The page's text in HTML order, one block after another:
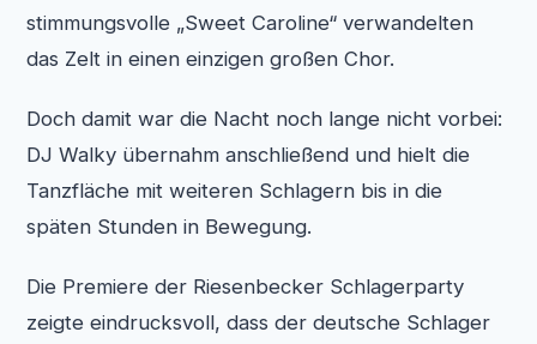
stimmungsvolle „Sweet Caroline“ verwandelten
das Zelt in einen einzigen großen Chor.
Doch damit war die Nacht noch lange nicht vorbei:
DJ Walky übernahm anschließend und hielt die
Tanzfläche mit weiteren Schlagern bis in die
späten Stunden in Bewegung.
Die Premiere der Riesenbecker Schlagerparty
zeigte eindrucksvoll, dass der deutsche Schlager